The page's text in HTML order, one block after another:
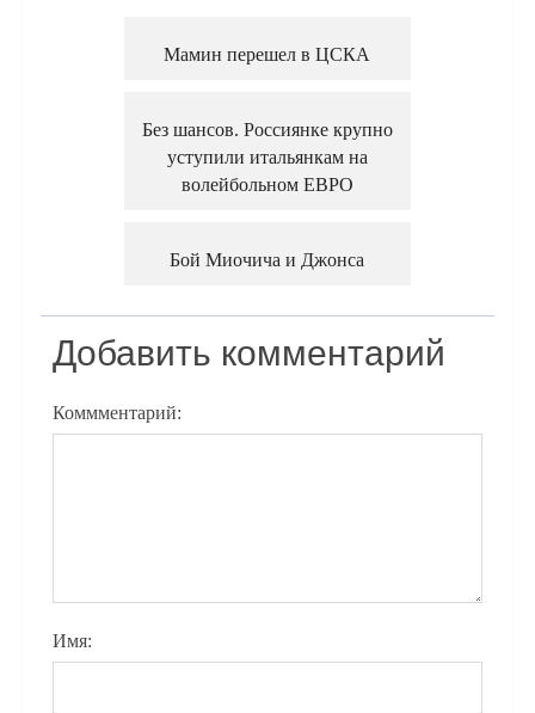
Мамин перешел в ЦСКА
Без шансов. Россиянке крупно
уступили итальянкам на
волейбольном ЕВРО
Бой Миочича и Джонса
Добавить комментарий
Коммментарий:
Имя: